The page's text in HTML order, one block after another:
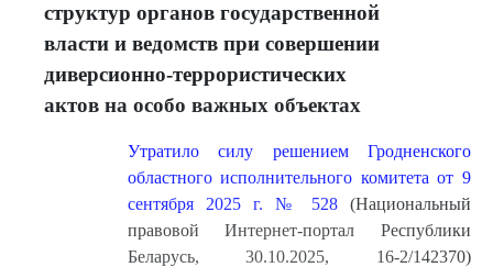
структур органов государственной
власти и ведомств при совершении
диверсионно-террористических
актов на особо важных объектах
Утратило силу решением Гродненского
областного исполнительного комитета от 9
сентября 2025 г. № 528(Национальный
правовой Интернет-портал Республики
Беларусь, 30.10.2025, 16-2/142370)